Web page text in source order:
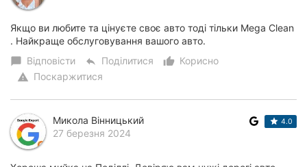
Якщо ви любите та цінуєте своє авто тоді тільки Mega Clean
. Найкраще обслуговування вашого авто.
chat_bubble Відповісти reply Поділитися thumb_up_alt
Корисно
warning Поскаржитися
Микола Вінницький
27 березня 2024
4.0